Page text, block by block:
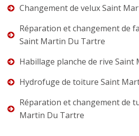
Changement de velux Saint
Réparation et changement de
Saint Martin Du Tartre
Habillage planche de rive
Hydrofuge de toiture Saint
Réparation et changement de
Martin Du Tartre